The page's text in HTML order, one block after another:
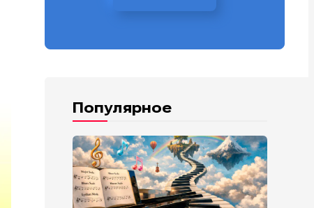
Популярное